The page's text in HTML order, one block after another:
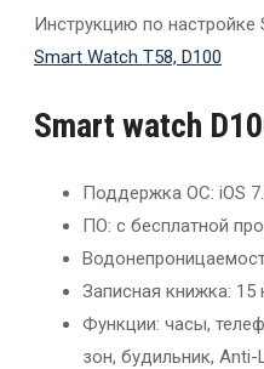
Инструкцию по
Smart Watch T58, D100
Smart watch
Поддержка ОС: iOS
ПО: с бесплатной
Записная книжка: 15
Функции: часы,
зон, будильник,